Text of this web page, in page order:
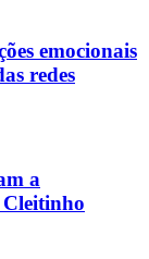
emocionais
redes
a